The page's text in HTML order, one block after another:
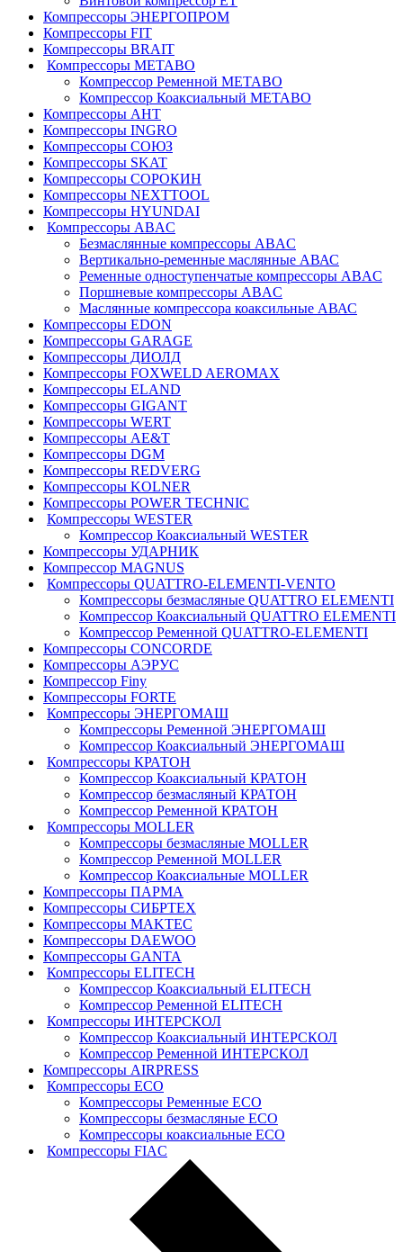
Компрессоры ЭНЕРГОПРОМ
Компрессоры FIT
Компрессоры BRAIT
Компрессоры METABO
Компрессор Ременной METABO
Компрессор Коаксиальный METABO
Компрессоры АНТ
Компрессоры INGRO
Компрессоры СОЮЗ
Компрессоры SKAT
Компрессоры СОРОКИН
Компрессоры NEXTTOOL
Компрессоры HYUNDAI
Компрессоры ABAC
Безмаслянные компрессоры ABAC
Вертикально-ременные маслянные АВАС
Ременные одноступенчатые компрессоры ABAC
Поршневые компрессоры ABAC
Маслянные компрессора коаксильные АВАС
Компрессоры EDON
Компрессоры GARAGE
Компрессоры ДИОЛД
Компрессоры FOXWELD AEROMAX
Компрессоры ELAND
Компрессоры GIGANT
Компрессоры WERT
Компрессоры AE&T
Компрессоры DGM
Компрессоры REDVERG
Компрессоры KOLNER
Компрессоры POWER TECHNIC
Компрессоры WESTER
Компрессор Коаксиальный WESTER
Компрессоры УДАРНИК
Компрессор MAGNUS
Компрессоры QUATTRO-ELEMENTI-VENTO
Компрессоры безмасляные QUATTRO ELEMENTI
Компрессор Коаксиальный QUATTRO ELEMENTI
Компрессор Ременной QUATTRO-ELEMENTI
Компрессоры CONCORDE
Компрессоры АЭРУС
Компрессор Finy
Компрессоры FORTE
Компрессоры ЭНЕРГОМАШ
Компрессоры Ременной ЭНЕРГОМАШ
Компрессор Коаксиальный ЭНЕРГОМАШ
Компрессоры КРАТОН
Компрессор Коаксиальный КРАТОН
Компрессор безмасляный КРАТОН
Компрессор Ременной КРАТОН
Компрессоры MOLLER
Компрессоры безмасляные MOLLER
Компрессор Ременной MOLLER
Компрессор Коаксиальные MOLLER
Компрессоры ПАРМА
Компрессоры СИБРТЕХ
Компрессоры MAKTEC
Компрессоры DAEWOO
Компрессоры GANTA
Компрессоры ELITECH
Компрессор Коаксиальный ELITECH
Компрессор Ременной ELITECH
Компрессоры ИНТЕРСКОЛ
Компрессор Коаксиальный ИНТЕРСКОЛ
Компрессор Ременной ИНТЕРСКОЛ
Компрессоры AIRPRESS
Компрессоры ECO
Компрессоры Ременные ECO
Компрессоры безмасляные ECO
Компрессоры коаксиальные ECO
Компрессоры FIAC